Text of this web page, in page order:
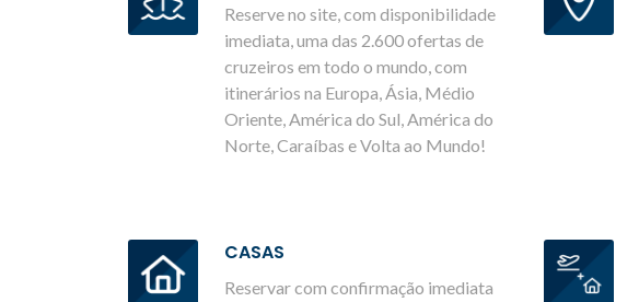
Reserve no site, com disponibilidade
imediata, uma das 2.600 ofertas de
cruzeiros em todo o mundo, com
itinerários na Europa, Ásia, Médio
Oriente, América do Sul, América do
Norte, Caraíbas e Volta ao Mundo!
CASAS
Reservar com confirmação imediata